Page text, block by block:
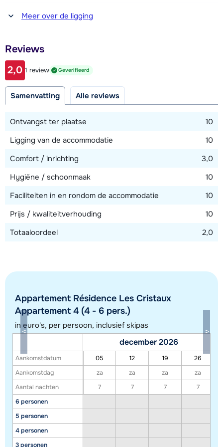
Afstand tot winkel(s)
750 meter
50 meter
Afstand tot piste
20 meter
Afstand tot skilift
50 meter
Bekijk kaart
Toon alle accommodaties in dit gebied
Deze kaart geeft een indicatie van de ligging van onze accommodaties. De
exacte locatie kan enigszins afwijken.
Meer over de ligging
Reviews
2,0 1 review Geverifieerd
Samenvatting Alle reviews
Ontvangst ter plaatse
10
Ligging van de accommodatie
10
Comfort / inrichting
3,0
Hygiëne / schoonmaak
10
Faciliteiten in en rondom de accommodatie
10
Prijs / kwaliteitverhouding
10
Totaaloordeel
2,0
Appartement Résidence Les Cristaux
Appartement 4 (4 - 6 pers.)
in euro's, per persoon, inclusief skipas
Aankomstdatum
Aankomstdag
Aantal nachten
6 personen
5 personen
4 personen
3 personen
december 2026
05 12 19
26
za
za za
za
7
7 7 7